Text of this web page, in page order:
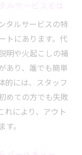
タルサービスの特
トにあります。代
明や火起こしの補
あり、誰でも簡単
的には、スタッフ
めての方でも失敗
れにより、アウト
。